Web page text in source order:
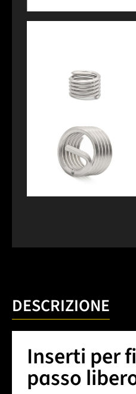
DESCRIZIONE
Inserti per
passo